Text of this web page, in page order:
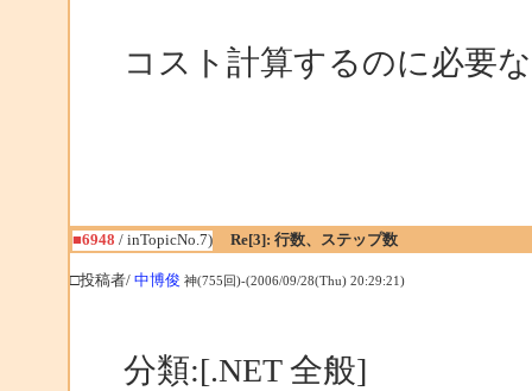
コスト計算するのに必要
■6948 / inTopicNo.7) Re[3]: 行数、ステップ数
□投稿者/ 中博俊 神(755回)-(2006/09/28(Thu) 20:29:21)
分類:[.NET 全般]